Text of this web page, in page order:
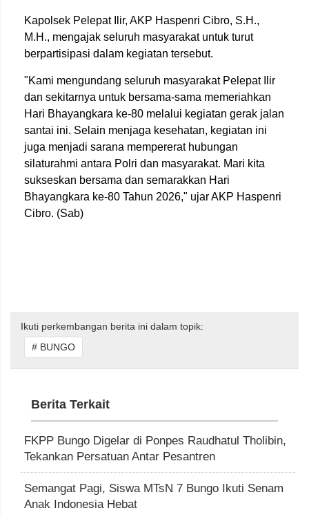
Kapolsek Pelepat Ilir, AKP Haspenri Cibro, S.H.,
M.H., mengajak seluruh masyarakat untuk turut
berpartisipasi dalam kegiatan tersebut.
"Kami mengundang seluruh masyarakat Pelepat Ilir
dan sekitarnya untuk bersama-sama memeriahkan
Hari Bhayangkara ke-80 melalui kegiatan gerak jalan
santai ini. Selain menjaga kesehatan, kegiatan ini
juga menjadi sarana mempererat hubungan
silaturahmi antara Polri dan masyarakat. Mari kita
sukseskan bersama dan semarakkan Hari
Bhayangkara ke-80 Tahun 2026," ujar AKP Haspenri
Cibro. (Sab)
Ikuti perkembangan berita ini dalam topik:
# BUNGO
Berita Terkait
FKPP Bungo Digelar di Ponpes Raudhatul Tholibin,
Tekankan Persatuan Antar Pesantren
Semangat Pagi, Siswa MTsN 7 Bungo Ikuti Senam
Anak Indonesia Hebat